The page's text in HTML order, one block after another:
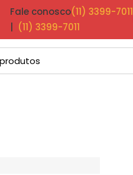
Fale conosco(11) 3399-7011
(11) 3399-7011